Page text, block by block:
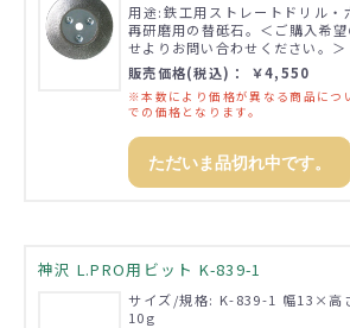
用途:鉄工用ストレートドリル・
再研磨用の替砥石。＜ご購入希
せよりお問い合わせください。＞
販売価格(税込)： ￥4,550
※本数により価格が異なる商品につ
での価格となります。
ただいま品切れ中です。
神沢 L.PRO用ビット K-839-1
サイズ/規格: K-839-1 幅13×
10g